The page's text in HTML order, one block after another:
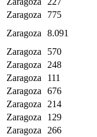
Zaragoza
775
Zaragoza
8.091
Zaragoza
570
Zaragoza
248
Zaragoza
111
Zaragoza
676
Zaragoza
214
Zaragoza
129
Zaragoza
266